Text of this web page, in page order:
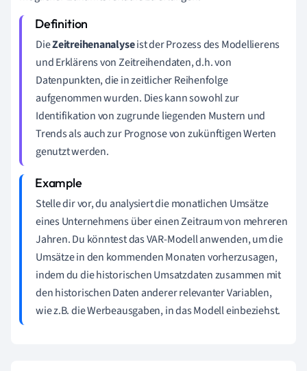
DieZeitreihenanalyseist der Prozess des Modellierens
und Erklärens von Zeitreihendaten, d.h. von
Datenpunkten, die in zeitlicher Reihenfolge
aufgenommen wurden. Dies kann sowohl zur
Identifikation von zugrunde liegenden Mustern und
Trends als auch zur Prognose von zukünftigen Werten
genutzt werden.
Stelle dir vor, du analysiert die monatlichen Umsätze
eines Unternehmens über einen Zeitraum von mehreren
Jahren. Du könntest das VAR-Modell anwenden, um die
Umsätze in den kommenden Monaten vorherzusagen,
indem du die historischen Umsatzdaten zusammen mit
den historischen Daten anderer relevanter Variablen,
wie z.B. die Werbeausgaben, in das Modell einbeziehst.